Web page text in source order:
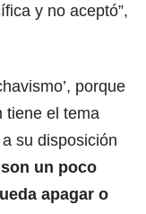
y no aceptó”,
porque
tiene el tema
a su disposición
un poco
apagar o